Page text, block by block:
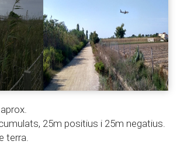
25m positius i 25m negatius.
terra.